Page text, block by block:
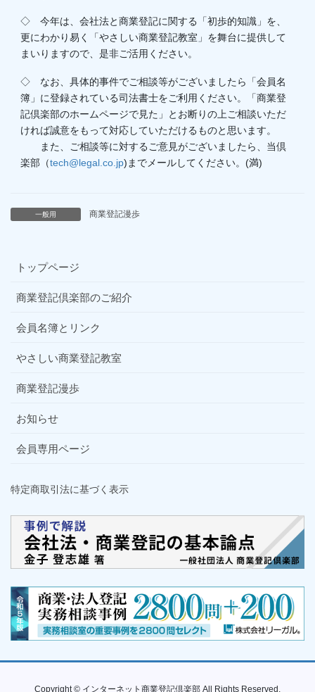
◇ 今年は、会社法と商業登記に関する「初歩的知識」を、
更にわかり易く「やさしい商業登記教室」を舞台に提供して
まいりますので、是非ご活用ください。
◇ なお、具体的事件でご相談等がございましたら「会員名
簿」に登録されている司法書士をご利用ください。「商業登
記倶楽部のホームページで見た」とお断りの上ご相談いただ
ければ誠意をもって対応していただけるものと思います。
また、ご相談等に対するご意見がございましたら、当倶
楽部（tech@legal.co.jp)までメールしてください。(満)
一般用 商業登記漫歩
トップページ
商業登記倶楽部のご紹介
会員名簿とリンク
やさしい商業登記教室
商業登記漫歩
お知らせ
会員専用ページ
特定商取引法に基づく表示
Copyright © インターネット商業登記倶楽部 All Rights Reserved.